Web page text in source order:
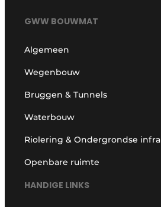
GWW BOUWMAT
Algemeen
Wegenbouw
Bruggen & Tunnels
Waterbouw
Riolering & Ondergrondse infra
Openbare ruimte
HANDIGE LINKS